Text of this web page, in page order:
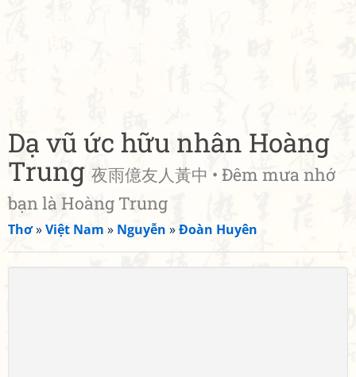
Dạ vũ ức hữu nhân Hoàng
Trung 夜雨億友人黃中 • Đêm mưa nhớ
bạn là Hoàng Trung
Thơ»Việt Nam » Nguyễn »Đoàn Huyên